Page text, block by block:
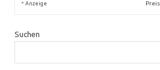
* Anzeige
Suchen